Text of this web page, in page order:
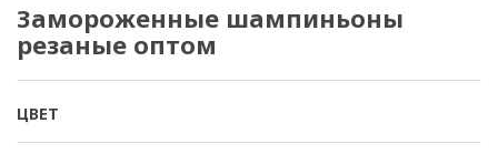
Замороженные шампиньоны
резаные оптом
ЦВЕТ